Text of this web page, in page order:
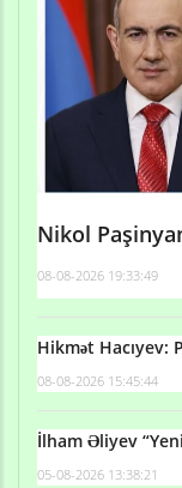
Nikol
08-08-2026 19:33:49
Hikmət
08-08-2026 15:45:44
İlham Əliyev
05-08-2026 13:38:21